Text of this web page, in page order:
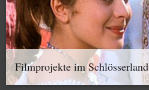
Filmprojekte im Schlösserland